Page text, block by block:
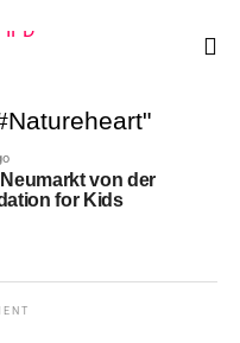
von der
for Kids